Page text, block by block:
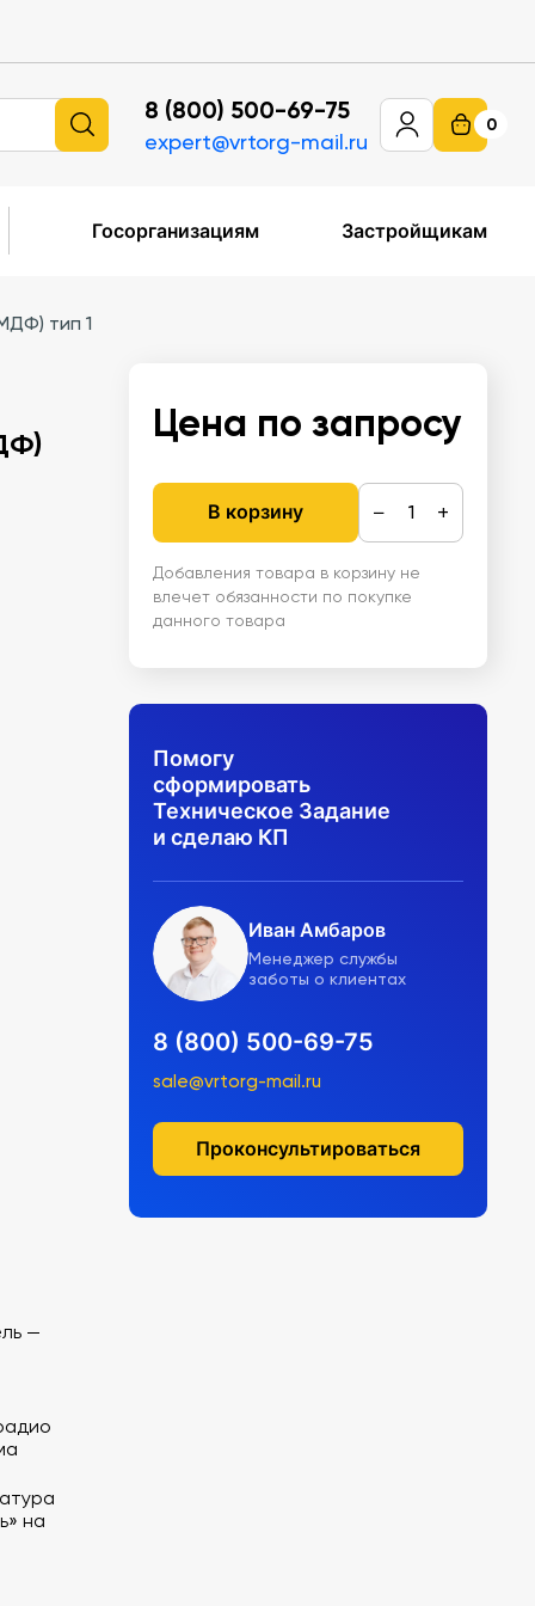
8 (800) 500-69-75
expert@vrtorg-mail.ru
0
Госорганизациям Застройщикам
тип 1
Цена по запросу
В корзину − +
Добавления товара в корзину не
влечет обязанности по покупке
данного товара
Помогу
сформировать
Техническое Задание
и сделаю КП
Иван Амбаров
Менеджер службы
заботы о клиентах
8 (800) 500-69-75
sale@vrtorg-mail.ru
Проконсультироваться
—
на